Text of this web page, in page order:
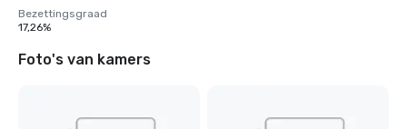
Bezettingsgraad
17,26%
Foto's van kamers